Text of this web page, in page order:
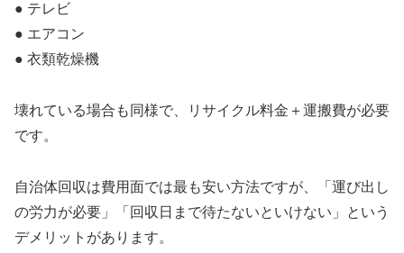
● テレビ
● エアコン
● 衣類乾燥機
壊れている場合も同様で、リサイクル料金＋運搬費が必要
です。
自治体回収は費用面では最も安い方法ですが、「運び出し
の労力が必要」「回収日まで待たないといけない」という
デメリットがあります。